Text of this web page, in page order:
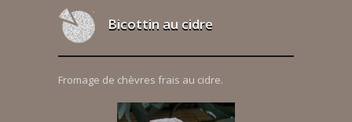
Bicottin au cidre
Fromage de chèvres frais au cidre.